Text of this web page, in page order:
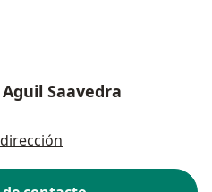
Saavedra